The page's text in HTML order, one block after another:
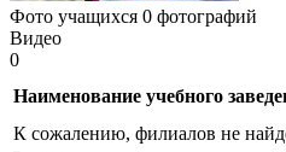
Фото учащихся 0 фотографий
Видео
0
Наименование учебного
К сожалению, филиалов не